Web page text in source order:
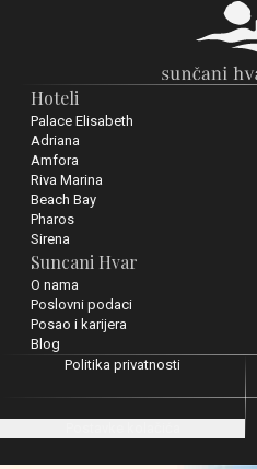
Hoteli
Palace Elisabeth
Adriana
Amfora
Riva Marina
Beach Bay
Pharos
Sirena
Suncani Hvar
O nama
Poslovni podaci
Posao i karijera
Blog
Politika privatnosti